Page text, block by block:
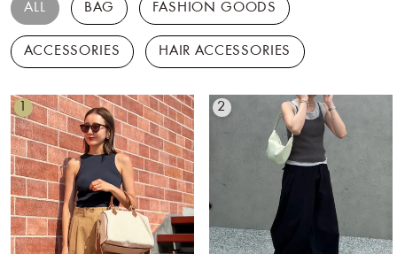
ALL BAG FASHION GOODS
ACCESSORIES HAIR ACCESSORIES
1 2